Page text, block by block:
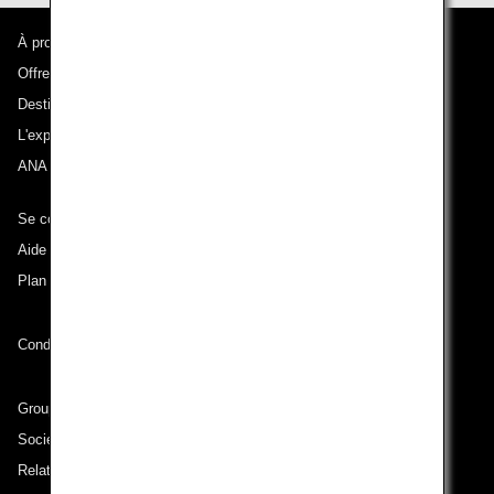
À propos d'ANA
Offres et annonces
Destinations desservies
L'expérience ANA
ANA Mileage Club
Se connecter à ANA
Aide technique (Accessibilité)
Plan du site
Conditions de transport
Groupe ANA
Sociétés du groupe
Relations avec les investisseurs